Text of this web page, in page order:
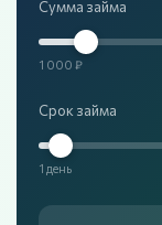
Сумма займа
1 000 ₽
Срок займа
1 день